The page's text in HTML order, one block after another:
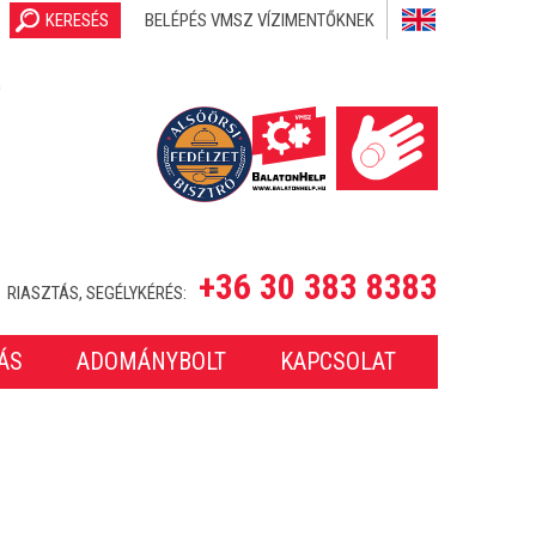
KERESÉS BELÉPÉS VMSZ VÍZIMENTŐKNEK
RIASZTÁS, SEGÉLYKÉRÉS: +36 30 383 8383
ADOMÁNYBOLT KAPCSOLAT